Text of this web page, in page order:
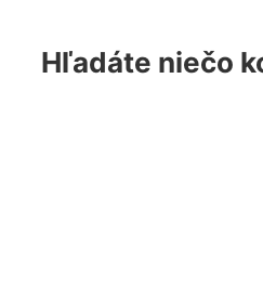
Hľadáte niečo